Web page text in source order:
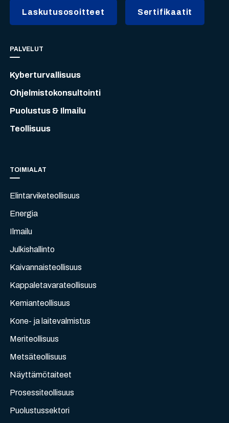
Laskutusosoitteet Sertifikaatit
PALVELUT
Kyberturvallisuus
Ohjelmistokonsultointi
Puolustus & Ilmailu
Teollisuus
TOIMIALAT
Elintarviketeollisuus
Energia
Ilmailu
Julkishallinto
Kaivannaisteollisuus
Kappaletavarateollisuus
Kemianteollisuus
Kone- ja laitevalmistus
Meriteollisuus
Metsäteollisuus
Näyttämötaiteet
Prosessiteollisuus
Puolustussektori